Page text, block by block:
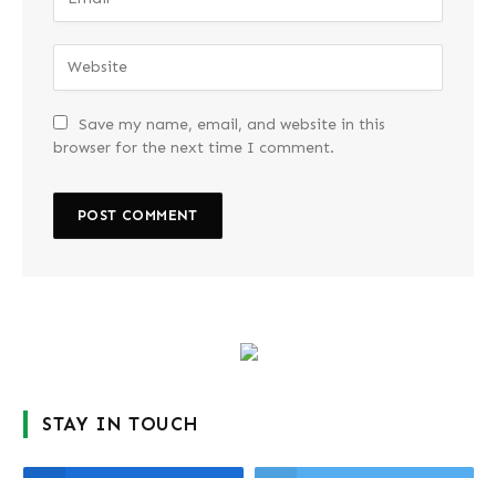
Save my name, email, and website in this
browser for the next time I comment.
STAY IN TOUCH